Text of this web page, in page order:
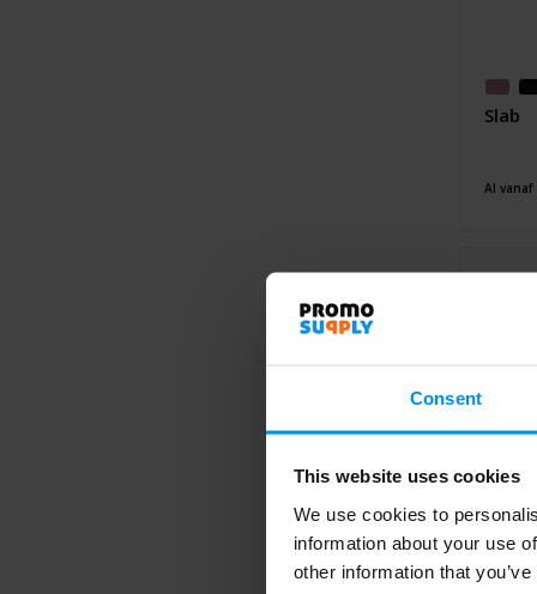
Consent
This website uses cookies
We use cookies to
information about your use
other information that
Slab
Al vanaf